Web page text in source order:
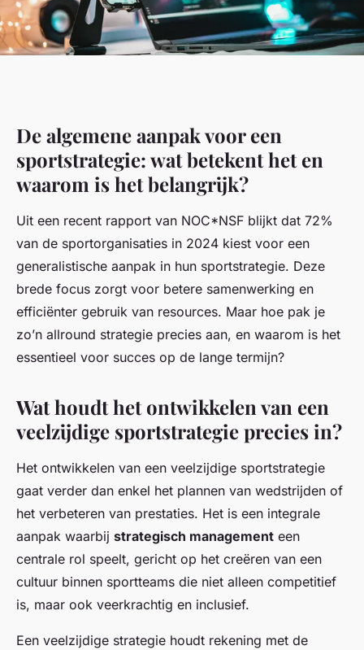
De algemene aanpak voor een
sportstrategie: wat betekent het en
waarom is het belangrijk?
Uit een recent rapport van NOC*NSF blijkt dat 72%
van de sportorganisaties in 2024 kiest voor een
generalistische aanpak in hun sportstrategie. Deze
brede focus zorgt voor betere samenwerking en
efficiënter gebruik van resources. Maar hoe pak je
zo’n allround strategie precies aan, en waarom is het
essentieel voor succes op de lange termijn?
Wat houdt het ontwikkelen van een
veelzijdige sportstrategie precies in?
Het ontwikkelen van een veelzijdige sportstrategie
gaat verder dan enkel het plannen van wedstrijden of
het verbeteren van prestaties. Het is een integrale
aanpak waarbij strategisch management een
centrale rol speelt, gericht op het creëren van een
cultuur binnen sportteams die niet alleen competitief
is, maar ook veerkrachtig en inclusief.
Een veelzijdige strategie houdt rekening met de